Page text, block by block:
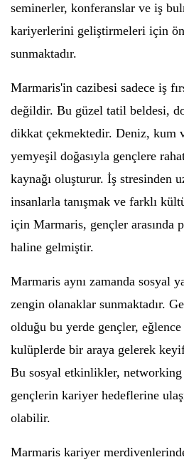
seminerler, konferanslar ve iş
kariyerlerini geliştirmeleri için
sunmaktadır.
Marmaris'in cazibesi sadece iş
değildir. Bu güzel tatil beldesi,
dikkat çekmektedir. Deniz, kum
yemyeşil doğasıyla gençlere
kaynağı oluşturur. İş stresinden
insanlarla tanışmak ve farklı
için Marmaris, gençler arasında
haline gelmiştir.
Marmaris aynı zamanda sosyal
zengin olanaklar sunmaktadır.
olduğu bu yerde gençler,
kulüplerde bir araya gelerek
Bu sosyal etkinlikler, networking
gençlerin kariyer hedeflerine
olabilir.
Marmaris kariyer